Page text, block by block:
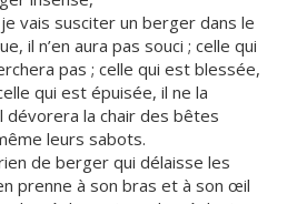
vais susciter un berger dans le
il n’en aura pas souci ; celle qui
pas ; celle qui est blessée,
qui est épuisée, il ne la
dévorera la chair des bêtes
leurs sabots.
de berger qui délaisse les
prenne à son bras et à son œil